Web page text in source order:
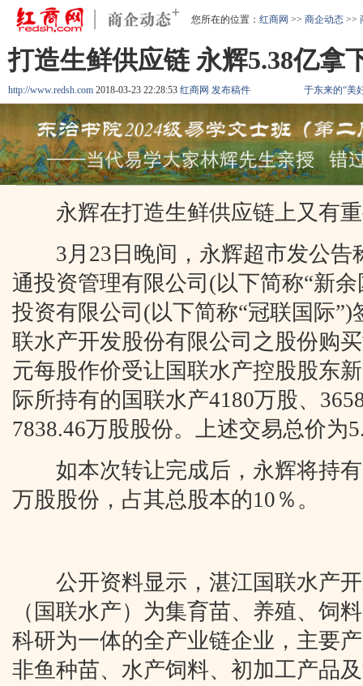
您所在的位置： 红商网 >> 商企动态 >>
打造生鲜供应链 永辉5.38亿拿
http://www.redsh.com 2018-03-23 22:28:53 红商网 发布稿件 于东来的“美
永辉在打造生鲜供应链上又有重
3月23日晚间，永辉超市发公告
通投资管理有限公司(以下简称“新
投资有限公司(以下简称“冠联国际”)
联水产开发股份有限公司之股份购
元每股作价受让国联水产控股股东
际所持有的国联水产4180万股、
7838.46万股股份。上述交易总价为
如本次转让完成后，永辉将持有
万股股份，占其总股本的10％。
公开资料显示，湛江国联水产开
（国联水产）为集育苗、养殖、饲
科研为一体的全产业链企业，主要
非鱼种苗、水产饲料、初加工产品